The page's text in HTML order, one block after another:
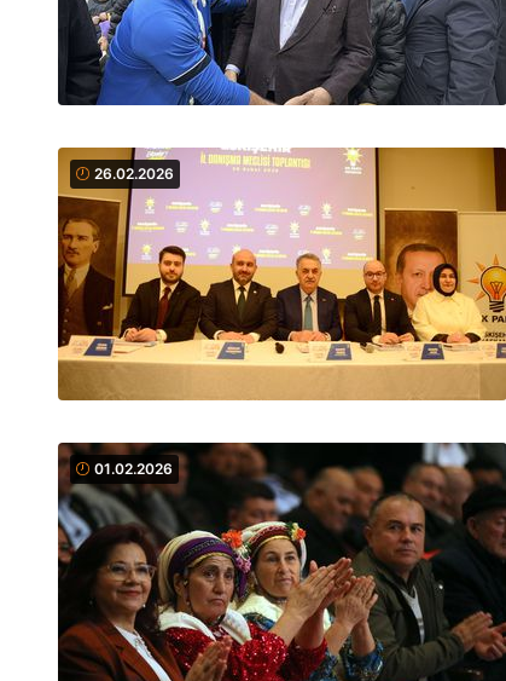
26.02.2026
01.02.2026